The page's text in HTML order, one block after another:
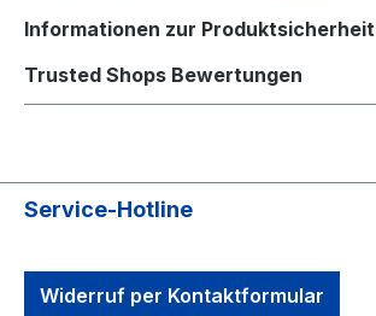
Informationen zur Produktsicherheit
Trusted Shops Bewertungen
Service-Hotline
Widerruf per Kontaktformular